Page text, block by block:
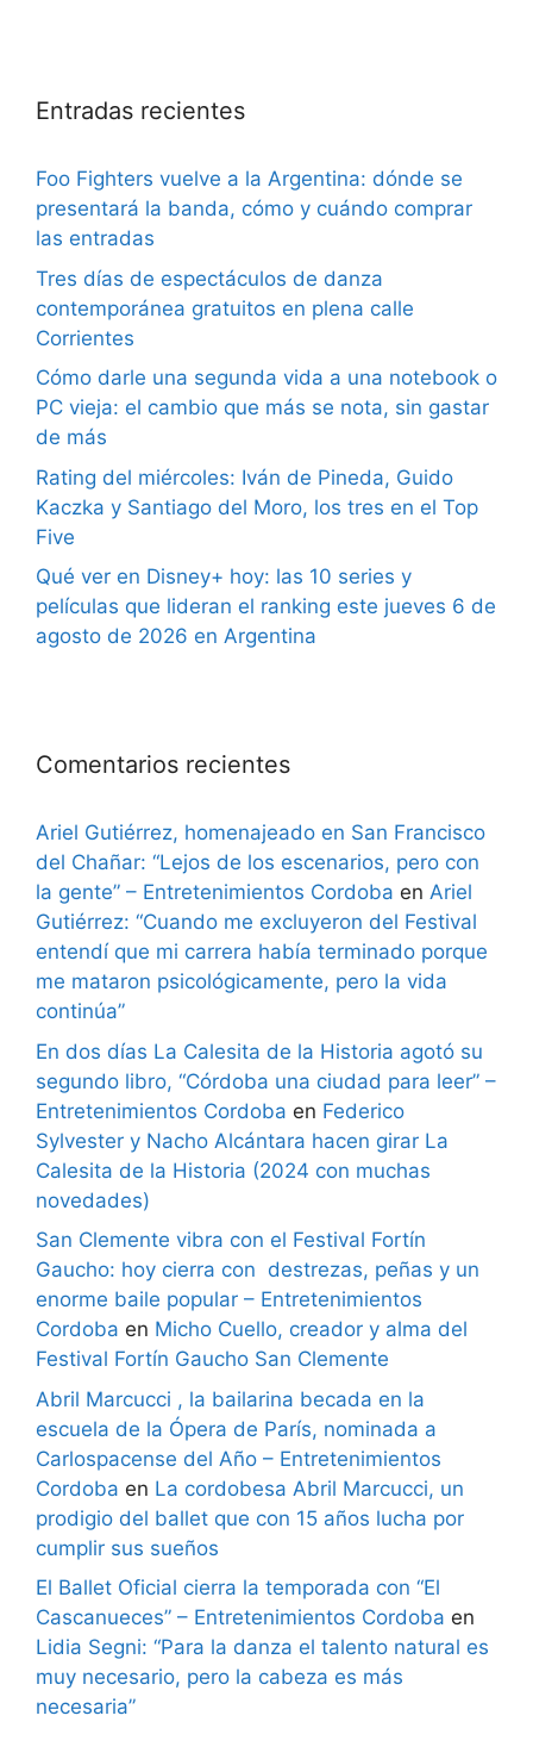
Entradas recientes
Foo Fighters vuelve a la Argentina: dónde se
presentará la banda, cómo y cuándo comprar
las entradas
Tres días de espectáculos de danza
contemporánea gratuitos en plena calle
Corrientes
Cómo darle una segunda vida a una notebook o
PC vieja: el cambio que más se nota, sin gastar
de más
Rating del miércoles: Iván de Pineda, Guido
Kaczka y Santiago del Moro, los tres en el Top
Five
Qué ver en Disney+ hoy: las 10 series y
películas que lideran el ranking este jueves 6 de
agosto de 2026 en Argentina
Comentarios recientes
Ariel Gutiérrez, homenajeado en San Francisco
del Chañar: “Lejos de los escenarios, pero con
la gente” – Entretenimientos Cordoba en Ariel
Gutiérrez: “Cuando me excluyeron del Festival
entendí que mi carrera había terminado porque
me mataron psicológicamente, pero la vida
continúa”
En dos días La Calesita de la Historia agotó su
segundo libro, “Córdoba una ciudad para leer” –
Entretenimientos Cordoba en Federico
Sylvester y Nacho Alcántara hacen girar La
Calesita de la Historia (2024 con muchas
novedades)
San Clemente vibra con el Festival Fortín
Gaucho: hoy cierra con destrezas, peñas y un
enorme baile popular – Entretenimientos
Cordoba en Micho Cuello, creador y alma del
Festival Fortín Gaucho San Clemente
Abril Marcucci , la bailarina becada en la
escuela de la Ópera de París, nominada a
Carlospacense del Año – Entretenimientos
Cordoba en La cordobesa Abril Marcucci, un
prodigio del ballet que con 15 años lucha por
cumplir sus sueños
El Ballet Oficial cierra la temporada con “El
Cascanueces” – Entretenimientos Cordoba en
Lidia Segni: “Para la danza el talento natural es
muy necesario, pero la cabeza es más
necesaria”